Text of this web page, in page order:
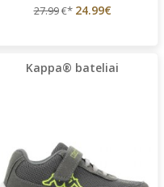
27.99€* 24.99€
Kappa® bateliai